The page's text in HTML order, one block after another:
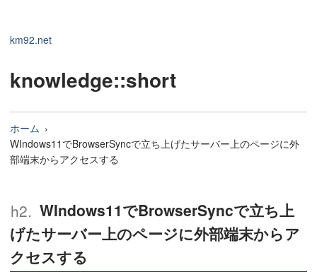
km92.net
knowledge::short
ホーム
WIndows11でBrowserSyncで立ち上げたサーバー上のページに外
部端末からアクセスする
WIndows11でBrowserSyncで立ち上
げたサーバー上のページに外部端末からア
クセスする